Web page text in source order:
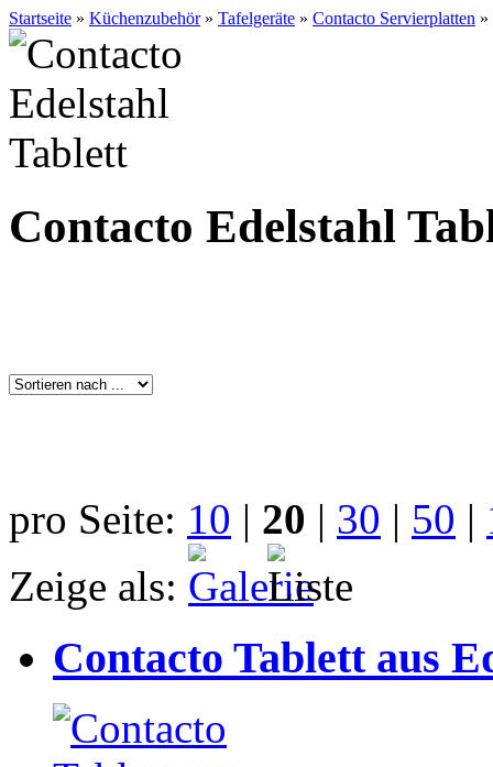
Startseite » Küchenzubehör» Tafelgeräte » Contacto Servierplatten »
Contacto Edelstahl
pro Seite: 10 | 20 | 30 | 50 |
Zeige als:
Contacto Tablett aus